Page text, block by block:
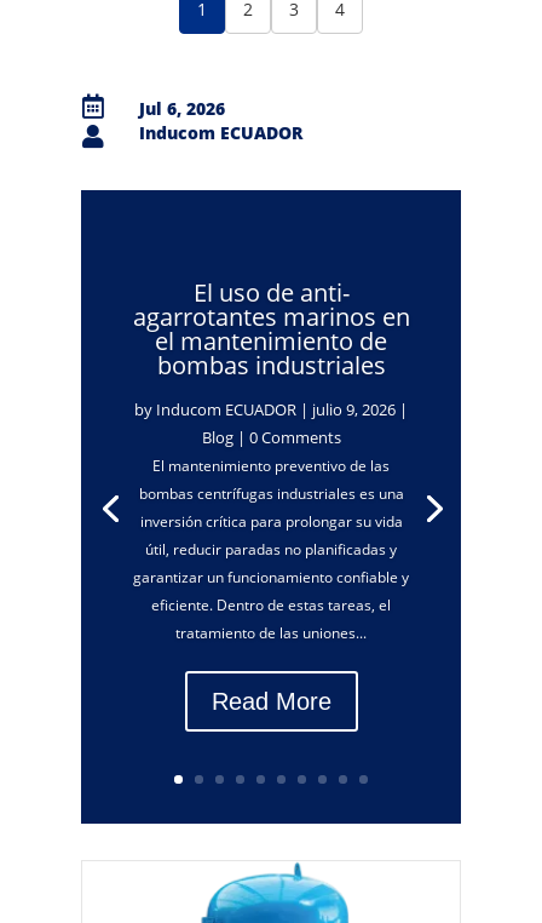
1 2 3 4
 Jul 6, 2026
 Inducom ECUADOR
El uso de anti-
agarrotantes marinos en
el mantenimiento de
bombas industriales
by Inducom ECUADOR | julio 9, 2026 |
Blog| 0 Comments
El mantenimiento preventivo de las
bombas centrífugas industriales es una
inversión crítica para prolongar su vida
útil, reducir paradas no planificadas y
garantizar un funcionamiento confiable y
eficiente. Dentro de estas tareas, el
tratamiento de las uniones...
Read More